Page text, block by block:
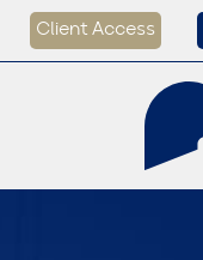
Client Access